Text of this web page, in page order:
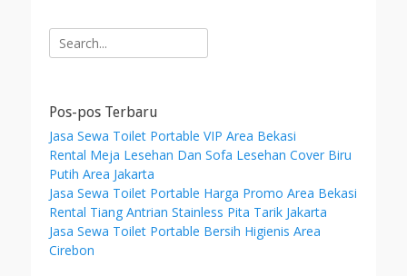
r
c
o
r
:
Search
for:
Pos-pos Terbaru
Jasa Sewa Toilet Portable VIP Area Bekasi
Rental Meja Lesehan Dan Sofa Lesehan Cover Biru
Putih Area Jakarta
Jasa Sewa Toilet Portable Harga Promo Area Bekasi
Rental Tiang Antrian Stainless Pita Tarik Jakarta
Jasa Sewa Toilet Portable Bersih Higienis Area
Cirebon